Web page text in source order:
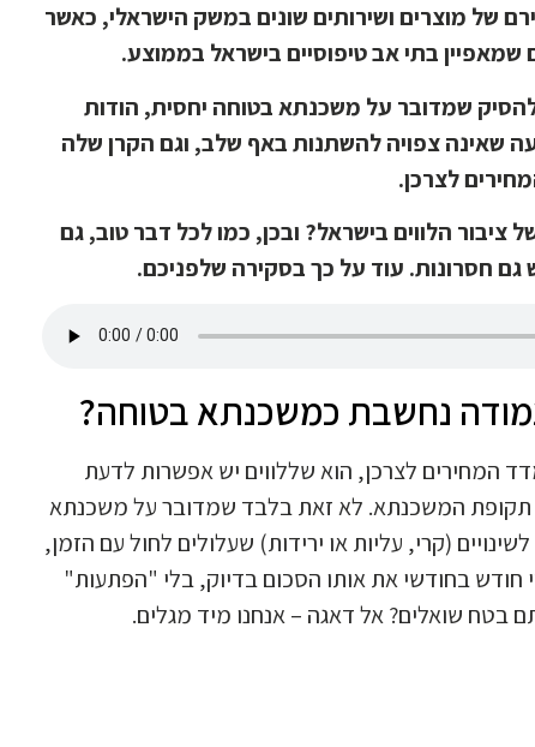
של מוצרים ושירותים שונים במשק הישראלי, כאשר
בתי אב טיפוסיים בישראל בממוצע.
שמדובר על משכנתא בטוחה יחסית, הודות
שאינה צפויה להשתנות באף שלב, וגם הקרן שלה
לצרכן.
הלווים בישראל? ובכן, כמו לכל דבר טוב, גם
חסרונות. עוד על כך בסקירה שלפניכם.
נחשבת כמשכנתא בטוחה?
לצרכן, הוא שללווים יש אפשרות לדעת
תקופת המשכנתא. לא זאת בלבד שמדובר על משכנתא
(קרי, עליות או ירידות) שעלולים לחול עם הזמן,
בחודשי את אותו הסכום בדיוק, בלי "הפתעות"
בטח שואלים? אל דאגה – אנחנו מיד מגלים.